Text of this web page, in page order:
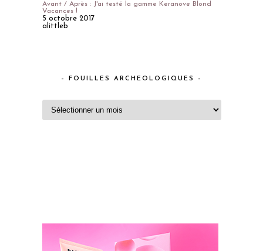
Avant / Après : J'ai testé la gamme Keranove Blond
Vacances !
5 octobre 2017
alittleb
– FOUILLES ARCHEOLOGIQUES –